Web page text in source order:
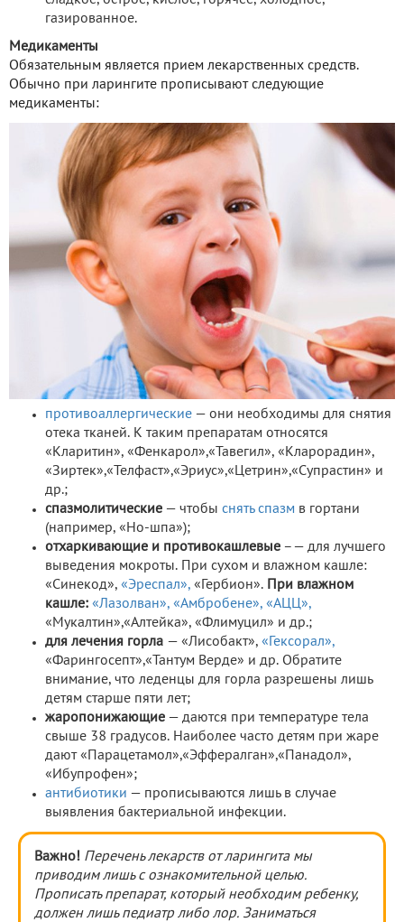
газированное.
Медикаменты
Обязательным является прием лекарственных средств.
Обычно при ларингите прописывают следующие
медикаменты:
противоаллергические — они необходимы для снятия
отека тканей. К таким препаратам относятся
«Кларитин», «Фенкарол»,«Тавегил», «Кларорадин»,
«Зиртек»,«Телфаст»,«Эриус»,«Цетрин»,«Супрастин» и
др.;
спазмолитические — чтобы снять спазм в гортани
(например, «Но-шпа»);
отхаркивающие и противокашлевые –— для лучшего
выведения мокроты. При сухом и влажном кашле:
«Синекод», «Эреспал», «Гербион».
При влажном
кашле: «Лазолван», «Амбробене», «АЦЦ»,
«Мукалтин»,«Алтейка», «Флимуцил» и др.;
для лечения горла — «Лисобакт», «Гексорал»,
«Фарингосепт»,«Тантум Верде» и др. Обратите
внимание, что леденцы для горла разрешены лишь
детям старше пяти лет;
жаропонижающие — даются при температуре тела
свыше 38 градусов. Наиболее часто детям при жаре
дают «Парацетамол»,«Эффералган»,«Панадол»,
«Ибупрофен»;
антибиотики — прописываются лишь в случае
выявления бактериальной инфекции.
Важно! Перечень лекарств от ларингита мы
приводим лишь с ознакомительной целью.
Прописать препарат, который необходим ребенку,
должен лишь педиатр либо лор. Заниматься